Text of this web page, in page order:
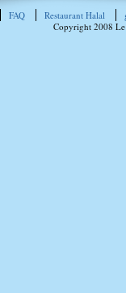
FAQ Restaurant Halal
Copyright 2008